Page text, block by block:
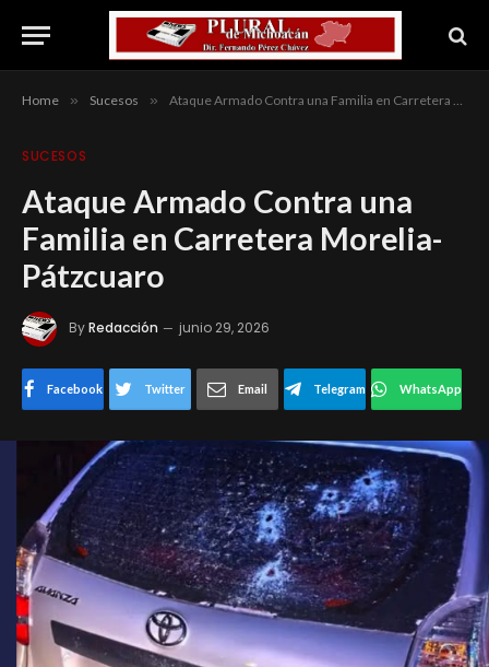
Home » Sucesos » Ataque Armado Contra una Familia en Carretera Morelia-Pátzcuaro
SUCESOS
Ataque Armado Contra una
Familia en Carretera Morelia-
Pátzcuaro
ByRedacción junio 29, 2026
Facebook Twitter Email Telegram WhatsApp